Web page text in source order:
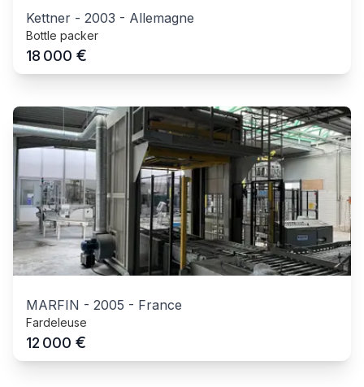
Kettner - 2003 - Allemagne
Bottle packer
18 000 €
MARFIN - 2005 - France
Fardeleuse
12 000 €